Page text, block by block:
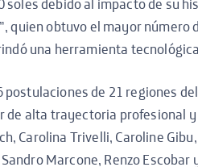
debido al impacto de su
quien obtuvo el mayor número
una herramienta
postulaciones de 21 regiones
de alta trayectoria profesional y
Carolina Trivelli, Caroline
Marcone, Renzo Escobar